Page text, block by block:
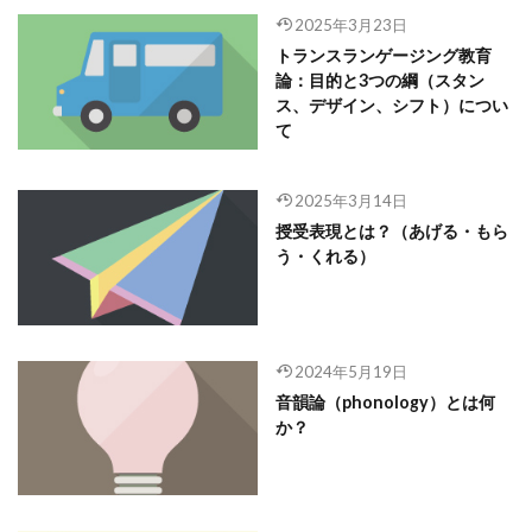
2025年3月23日
トランスランゲージング教育
論：目的と3つの綱（スタン
ス、デザイン、シフト）につい
て
2025年3月14日
授受表現とは？（あげる・もら
う・くれる）
2024年5月19日
音韻論（phonology）とは何
か？